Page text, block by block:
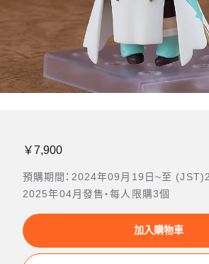
￥7,900
預購期間：2024年09月19日~至
2025年04月發售・每人限購3個
加入購物車